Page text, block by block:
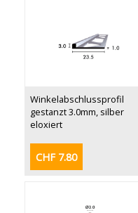
Winkelabschlussprofil
gestanzt 3.0mm, silber
eloxiert
CHF 7.80